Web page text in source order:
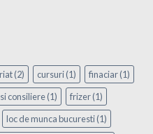
(2) cursuri(1) finaciar(1)
consiliere(1) frizer(1)
loc de munca bucuresti(1)